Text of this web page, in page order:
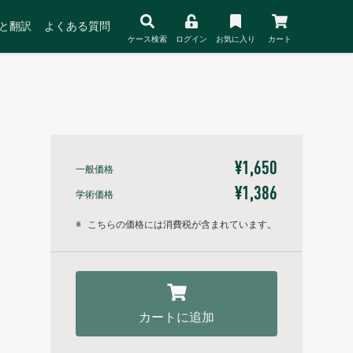
翻訳 よくある質問
ケース検索 ログイン お気に入り カート
一般価格 ¥1,650
学術価格 ¥1,386
※ こちらの価格には消費税が含まれています。
カートに追加